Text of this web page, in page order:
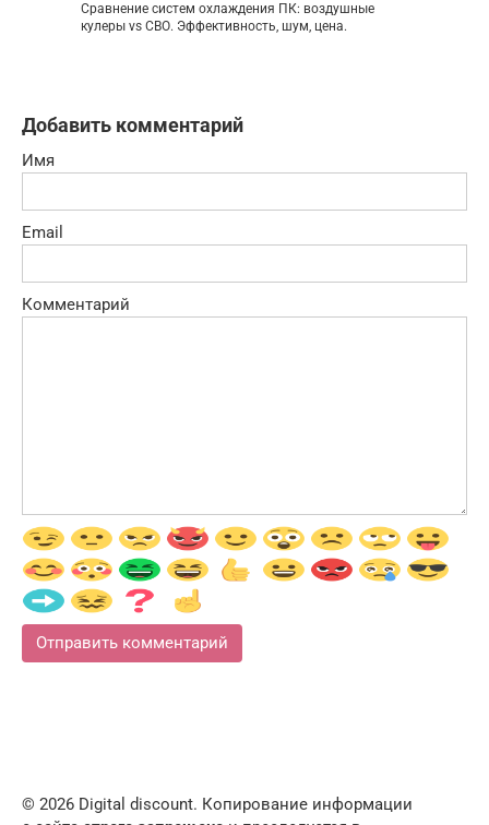
Сравнение систем охлаждения ПК: воздушные
кулеры vs СВО. Эффективность, шум, цена.
Добавить комментарий
Имя
Email
Комментарий
© 2026 Digital discount. Копирование информации